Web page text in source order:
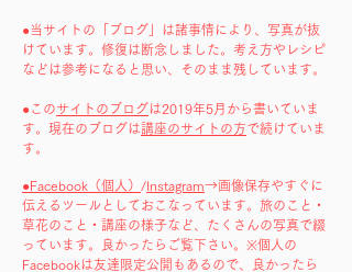
●当サイトの「ブログ」は諸事情により、写真が抜
けています。修復は断念しました。考え方やレシピ
などは参考になると思い、そのまま残しています。
●このサイトのブログは2019年5月から書いていま
す。現在のブログは講座のサイトの方で続けていま
す。
●Facebook（個人） /Instagram→画像保存やすぐに
伝えるツールとしておこなっています。旅のこと・
草花のこと・講座の様子など、たくさんの写真で綴
っています。良かったらご覧下さい。※個人の
Facebookは友達限定公開もあるので、良かったら